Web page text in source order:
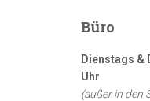
Büro
Dienstags &
Uhr
(außer in den